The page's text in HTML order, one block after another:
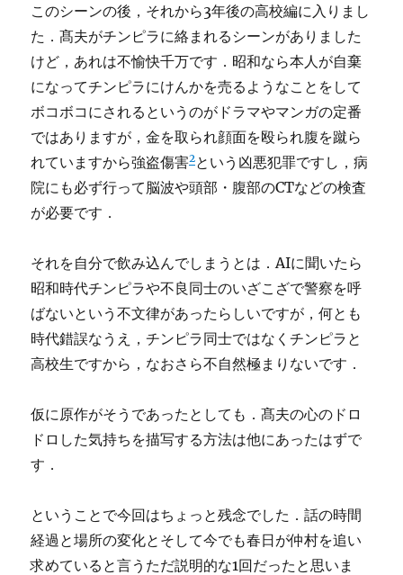
このシーンの後，それから3年後の高校編に入りまし
た．髙夫がチンピラに絡まれるシーンがありました
けど，あれは不愉快千万です．昭和なら本人が自棄
になってチンピラにけんかを売るようなことをして
ボコボコにされるというのがドラマやマンガの定番
ではありますが，金を取られ顔面を殴られ腹を蹴ら
れていますから強盗傷害2という凶悪犯罪ですし，病
院にも必ず行って脳波や頭部・腹部のCTなどの検査
が必要です．
それを自分で飲み込んでしまうとは．AIに聞いたら
昭和時代チンピラや不良同士のいざこざで警察を呼
ばないという不文律があったらしいですが，何とも
時代錯誤なうえ，チンピラ同士ではなくチンピラと
高校生ですから，なおさら不自然極まりないです．
仮に原作がそうであったとしても．髙夫の心のドロ
ドロした気持ちを描写する方法は他にあったはずで
す．
ということで今回はちょっと残念でした．話の時間
経過と場所の変化とそして今でも春日が仲村を追い
求めていると言うただ説明的な1回だったと思いま